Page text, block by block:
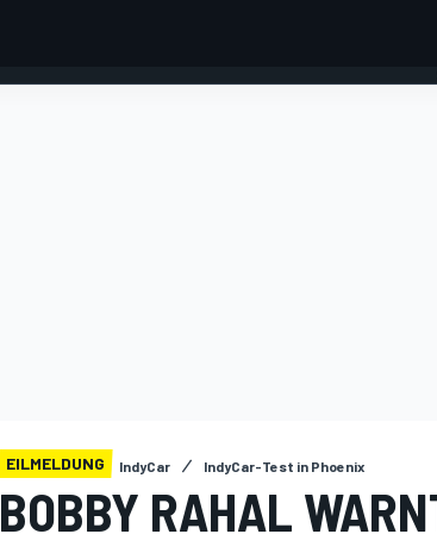
EILMELDUNG IndyCar IndyCar-Test in Phoenix
BOBBY RAHAL